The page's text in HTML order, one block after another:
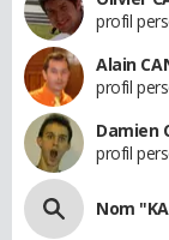
profil
Alain
profil
Damien
profil
Nom